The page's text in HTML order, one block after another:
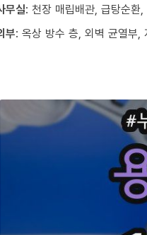
무실: 천장 매립배관, 급탕순환
부: 옥상 방수 층, 외벽 균열부,